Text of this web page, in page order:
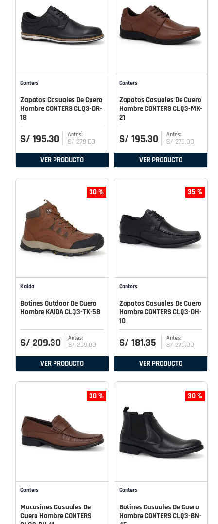
Conters
Zapatos Casuales De Cuero
Hombre CONTERS CLQ3-DR-
18
S/ 195.30 S/ 279.00
VER PRODUCTO
Conters
Zapatos Casuales De Cuero
Hombre CONTERS CLQ3-MK-
21
S/ 195.30 S/ 279.00
VER PRODUCTO
30 %
Kaida
Botines Outdoor De Cuero
Hombre KAIDA CLQ3-TK-58
S/ 209.30 S/ 299.00
VER PRODUCTO
35 %
Conters
Zapatos Casuales De Cuero
Hombre CONTERS CLQ3-DH-
10
S/ 181.35 S/ 279.00
VER PRODUCTO
30 %
Conters
Mocasines Casuales De
Cuero Hombre CONTERS
30 %
Conters
Botines Casuales De Cuero
Hombre CONTERS CLQ3-BN-